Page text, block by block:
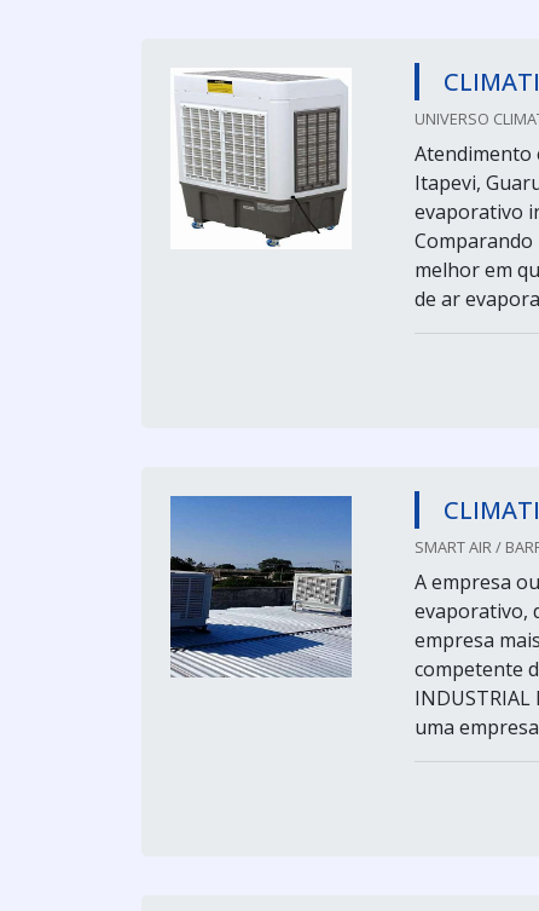
UNIVERSO
Atendimento
Itapevi,
evaporativo
Comparando
melhor em
de ar
SMART AIR /
A empresa
evaporativo,
empresa
competente
uma